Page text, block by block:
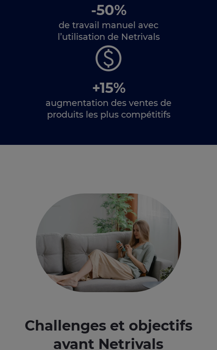
-50%
de travail manuel avec
l’utilisation de Netrivals
+15%
augmentation des ventes de
produits les plus compétitifs
Challenges et objectifs
avant Netrivals